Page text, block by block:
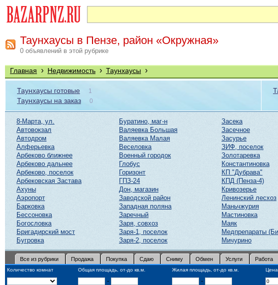
Таунхаусы в Пензе, район «Окружная»
0 объявлений в этой рубрике
Главная › Недвижимость › Таунхаусы ›
Таунхаусы готовые 1
Таунхаусы на заказ 0
8-Марта, ул.
Автовокзал
Автодром
Алферьевка
Арбеково ближнее
Арбеково дальнее
Арбеково, поселок
Арбековская Застава
Ахуны
Аэропорт
Барковка
Бессоновка
Богословка
Бригадирский мост
Бугровка
Буратино, маг-н
Валяевка Большая
Валяевка Малая
Веселовка
Военный городок
Глобус
Горизонт
ГПЗ-24
Дон, магазин
Заводской район
Западная поляна
Заречный
Заря, совхоз
Заря-1, поселок
Заря-2, поселок
Засека
Засечное
Засурье
ЗИФ, поселок
Золотаревка
Константиновка
КП "Дубрава"
КПД (Пенза-4)
Кривозерье
Ленинский лесхоз
Маньчжурия
Мастиновка
Маяк
Медпрепараты
Мичурино
Все из рубрики Продажа Покупка Сдаю Сниму Обмен Услуги Работа
Количество комнат Общая площадь, от-до кв.м. Жилая площадь, от-до кв.м.
- -